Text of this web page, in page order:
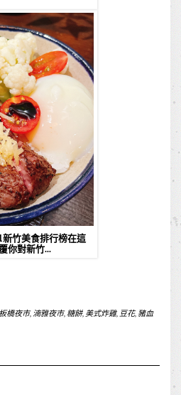
竹美食排行榜在這
你對新竹...
板橋夜市, 湳雅夜市,糖餅, 美式炸雞, 豆花,豬血